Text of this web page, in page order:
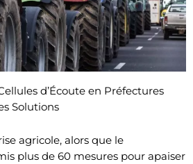
d’Écoute en Préfectures
Solutions
agricole, alors que le
plus de 60 mesures pour apaiser